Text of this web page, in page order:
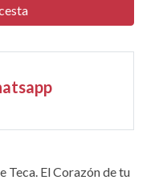
Teca. El Corazón de tu